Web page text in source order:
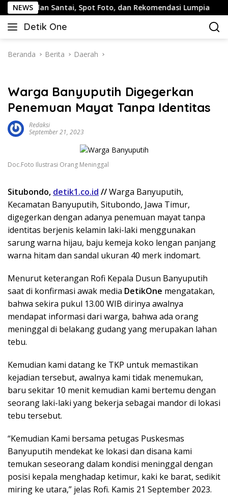
Langsung
ke
konten
NEWSSantai, Spot Foto, dan Rekomendasi Lumpia
Detik One
Tajam
Fakta
Beranda Berita Daerah
Warga Banyuputih Digegerkan
Penemuan Mayat Tanpa Identitas
Redaksi
September 21, 2023
Doc.Foto Ilustrasi Orang Meninggal
Situbondo, detik1.co.id //Warga Banyuputih,
Kecamatan Banyuputih, Situbondo, Jawa Timur,
digegerkan dengan adanya penemuan mayat tanpa
identitas berjenis kelamin laki-laki menggunakan
sarung warna hijau, baju kemeja koko lengan panjang
warna hitam dan sandal ukuran 40 merk indomart.
Menurut keterangan Rofi Kepala Dusun Banyuputih
saat di konfirmasi awak media DetikOne mengatakan,
bahwa sekira pukul 13.00 WIB dirinya awalnya
mendapat informasi dari warga, bahwa ada orang
meninggal di belakang gudang yang merupakan lahan
tebu.
Kemudian kami datang ke TKP untuk memastikan
kejadian tersebut, awalnya kami tidak menemukan,
baru sekitar 10 menit kemudian kami bertemu dengan
seorang laki-laki yang bekerja sebagai mandor di lokasi
tebu tersebut.
“Kemudian Kami bersama petugas Puskesmas
Banyuputih mendekat ke lokasi dan disana kami
temukan seseorang dalam kondisi meninggal dengan
posisi kepala menghadap ketimur, kaki ke barat, sedikit
miring ke utara,” jelas Rofi. Kamis 21 September 2023.